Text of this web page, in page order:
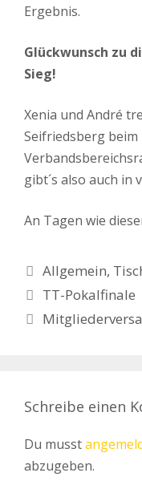
Ergebnis.
Glückwunsch zu
Sieg!
Xenia und André
Seifriedsberg beim
gibt´s also auch in
An Tagen wie
Kategorien
Allgemein,
TT-Pokalfinale
Schreibe einen
Du musst
abzugeben.